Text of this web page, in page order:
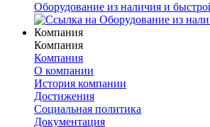
Оборудование из наличия и
Компания
Компания
Компания
О компании
История компании
Достижения
Социальная политика
Документация